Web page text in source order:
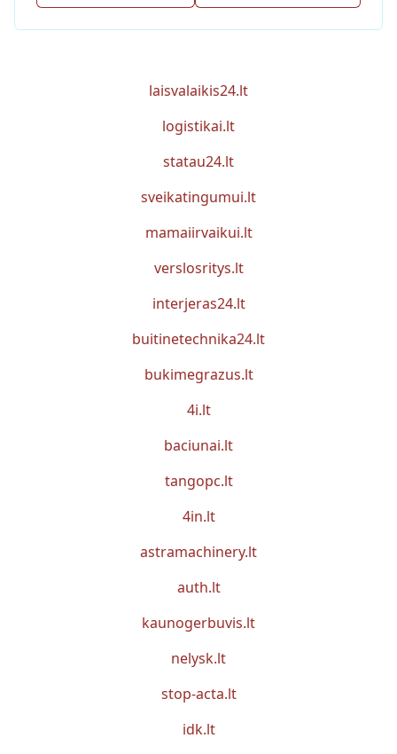
laisvalaikis24.lt
logistikai.lt
statau24.lt
sveikatingumui.lt
mamaiirvaikui.lt
verslosritys.lt
interjeras24.lt
buitinetechnika24.lt
bukimegrazus.lt
4i.lt
baciunai.lt
tangopc.lt
4in.lt
astramachinery.lt
auth.lt
kaunogerbuvis.lt
nelysk.lt
stop-acta.lt
idk.lt